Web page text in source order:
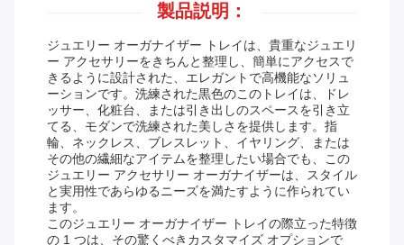
製品説明：
ジュエリー オーガナイザー トレイは、貴重なジュエリ
ー アクセサリーをきちんと整理し、簡単にアクセスで
きるように設計された、エレガントで高機能なソリュ
ーションです。洗練された黒色のこのトレイは、ドレ
ッサー、化粧台、または引き出しのスペースを引き立
てる、モダンで洗練された美しさを提供します。指
輪、ネックレス、ブレスレット、イヤリング、または
その他の繊細なアイテムを整理したい場合でも、この
ジュエリー アクセサリー オーガナイザーは、スタイル
と実用性であらゆるニーズを満たすように作られてい
ます。
このジュエリー オーガナイザー トレイの際立った特徴
の 1 つは、その驚くべきカスタマイズ オプションで